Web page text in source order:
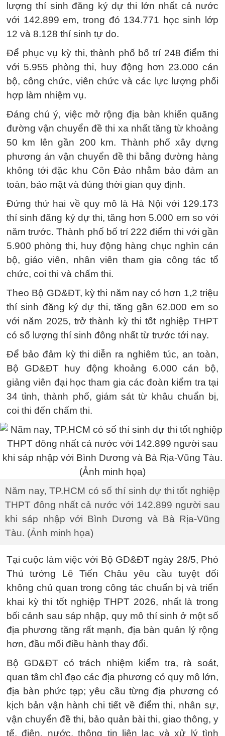
lượng thí sinh đăng ký dự thi lớn nhất cả nước
với 142.899 em, trong đó 134.771 học sinh lớp
12 và 8.128 thí sinh tự do.
Để phục vụ kỳ thi, thành phố bố trí 248 điểm thi
với 5.955 phòng thi, huy động hơn 23.000 cán
bộ, công chức, viên chức và các lực lượng phối
hợp làm nhiệm vụ.
Đáng chú ý, việc mở rộng địa bàn khiến quãng
đường vận chuyển đề thi xa nhất tăng từ khoảng
50 km lên gần 200 km. Thành phố xây dựng
phương án vận chuyển đề thi bằng đường hàng
không tới đặc khu Côn Đảo nhằm bảo đảm an
toàn, bảo mật và đúng thời gian quy định.
Đứng thứ hai về quy mô là Hà Nội với 129.173
thí sinh đăng ký dự thi, tăng hơn 5.000 em so với
năm trước. Thành phố bố trí 222 điểm thi với gần
5.900 phòng thi, huy động hàng chục nghìn cán
bộ, giáo viên, nhân viên tham gia công tác tổ
chức, coi thi và chấm thi.
Theo Bộ GD&ĐT, kỳ thi năm nay có hơn 1,2 triệu
thí sinh đăng ký dự thi, tăng gần 62.000 em so
với năm 2025, trở thành kỳ thi tốt nghiệp THPT
có số lượng thí sinh đông nhất từ trước tới nay.
Để bảo đảm kỳ thi diễn ra nghiêm túc, an toàn,
Bộ GD&ĐT huy động khoảng 6.000 cán bộ,
giảng viên đại học tham gia các đoàn kiểm tra tại
34 tỉnh, thành phố, giám sát từ khâu chuẩn bị,
coi thi đến chấm thi.
Năm nay, TP.HCM có số thí sinh dự thi tốt nghiệp
THPT đông nhất cả nước với 142.899 người sau
khi sáp nhập với Bình Dương và Bà Rịa-Vũng
Tàu. (Ảnh minh họa)
Tại cuộc làm việc với Bộ GD&ĐT ngày 28/5, Phó
Thủ tướng Lê Tiến Châu yêu cầu tuyệt đối
không chủ quan trong công tác chuẩn bị và triển
khai kỳ thi tốt nghiệp THPT 2026, nhất là trong
bối cảnh sau sáp nhập, quy mô thí sinh ở một số
địa phương tăng rất mạnh, địa bàn quản lý rộng
hơn, đầu mối điều hành thay đổi.
Bộ GD&ĐT có trách nhiệm kiểm tra, rà soát,
quan tâm chỉ đạo các địa phương có quy mô lớn,
địa bàn phức tạp; yêu cầu từng địa phương có
kịch bản vận hành chi tiết về điểm thi, nhân sự,
vận chuyển đề thi, bảo quản bài thi, giao thông, y
tế, điện, nước, thông tin liên lạc và xử lý tình